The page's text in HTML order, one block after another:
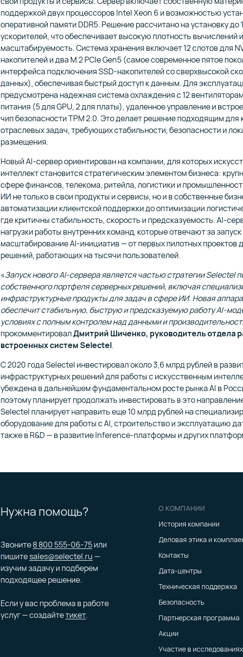
поддержкой двух процессоров Intel Xeon 6 и возможностью
оперативной памяти DDR5. Решение рассчитано на установку до
ускорителей, что обеспечивает высокую плотность вычислений и
масштабируемость. Система хранения включает 12 слотов для
накопителей и два M.2 PCIe Gen5 (самое современное пятое
интерфейса подключения SSD-накопителей со сверхвысокой
данных), обеспечивая быстрый доступ к данным. Для
предусмотрена надежная система охлаждения с 12
питания (5 для GPU, 2 для платы), удаленное управление и
чип безопасности TPM 2.0. Это делает решение подходящим для
отраслевых задач, требующих стабильности, безопасности и
размещения.
Новый AI-сервер ориентирован на компании, для которых
интеллект становится стратегическим элементом бизнеса:
сфере финансов, телекома, ритейла, логистики и
ИИ не только в свои продукты и сервисы, но и в собственные
автоматизации клиентской поддержки до оптимизации
где критичны стабильность, скорость и предсказуемость. AI-
нагрузки работы внутренних команд, которые отвечают за запуск
масштабирование AI-инициатив — от первых пилотных проектов
решений, работающих на тысячи пользователей.
«Запуск нового AI-сервера является частью стратегии Selectel
собственного портфеля серверных решений, включая
инфраструктурные продукты для задач в сфере ИИ. Новая
обеспечит стабильную, быструю и предсказуемую работу AI-
условиях с полным контролем над данными и
прокомментировалДмитрий Шиченко, руководитель отдела
встроенных систем Selectel.
С 2020 года Selectel инвестировал около 3,6 млрд рублей в
инфраструктурных решений для работы с искусственным
убеждена в дальнейшем фундаментальном росте рынка AI в
поэтому планирует продолжать инвестировать в это
Selectel планирует направить еще 10 млрд рублей на
оборудование для работы с AI, строительство и эксплуатацию
также в R&D — в развитие Inference-платформы и других
Нужна помощь?
Звоните8 800 555-06-75или
пишитеsales@selectel.ru —
изучим задачу и подберем
подходящее решение.
Если у вас проблема в работе
услуг — создайтетикет.
О КОМПАНИИ
История компании
Деловая этика и
Контакты
Дата-центры
Техническая поддержка
Безопасность
Партнерская программа
Акции
Участие в исследованиях